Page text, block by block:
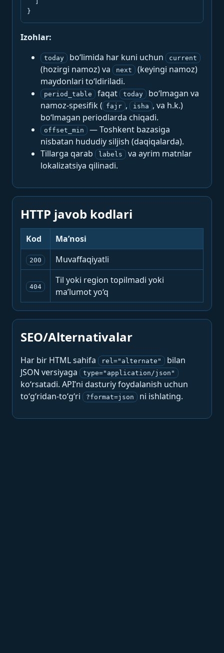
}
Izohlar:
today bo‘limida har kuni uchun current
(hozirgi namoz) va next
(keyingi namoz)
maydonlari to‘ldiriladi.
period_table faqat today
bo‘lmagan va
namoz-spesifik ( fajr , isha , va h.k.)
bo‘lmagan periodlarda chiqadi.
offset_min
— Toshkent bazasiga
nisbatan hududiy siljish (daqiqalarda).
Tillarga qarab
labels
va ayrim matnlar
lokalizatsiya qilinadi.
HTTP javob kodlari
Kod Ma’nosi
200 Muvaffaqiyatli
404
Til yoki region topilmadi yoki
ma’lumot yo‘q
SEO/Alternativalar
Har bir HTML sahifa rel="alternate"
bilan
JSON versiyaga
type="application/json"
ko‘rsatadi. API’ni dasturiy foydalanish uchun
to‘g‘ridan-to‘g‘ri
?format=json ni ishlating.